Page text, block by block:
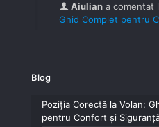
Aiulian a comentat
Ghid Complet pentru
Blog
Poziția Corectă la Volan:
pentru Confort și